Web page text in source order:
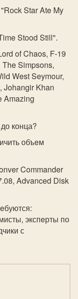
Star Ate My
Stood Still".
of Chaos, F-19
Simpsons,
West Seymour,
Johangir Khan
Amazing
конца?
объeм
Commander
Advanced Disk
экспeрты по
с